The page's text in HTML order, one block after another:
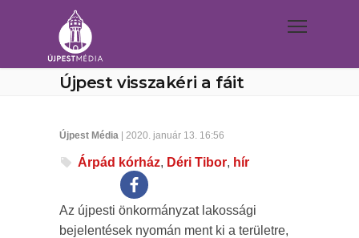
Újpest visszakéri a fáit
Újpest Média | 2020. január 13. 16:56
Árpád kórház, Déri Tibor, hír
Az újpesti önkormányzat lakossági
bejelentések nyomán ment ki a területre,